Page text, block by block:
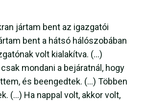
jártam bent az igazgatói
bent a hátsó hálószobában
volt kialakítva. (…)
mondani a bejáratnál, hogy
és beengedtek. (…) Többen
(…) Ha nappal volt, akkor volt,